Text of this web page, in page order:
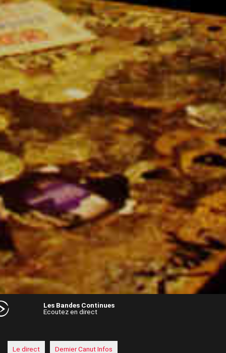
Les Bandes Continues
Ecoutez en direct
Le direct Dernier Canut Infos